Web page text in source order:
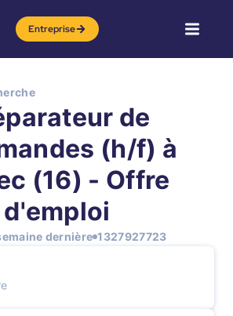
Entreprise
de
(h/f) à
(16) - Offre
d'emploi
dernière 1327927723